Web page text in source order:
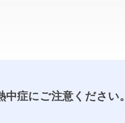
中症にご注意ください。